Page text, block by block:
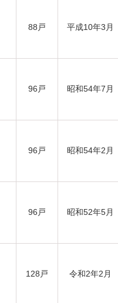
88戸 平成10年3月
96戸 昭和54年7月
96戸 昭和54年2月
96戸 昭和52年5月
128戸 令和2年2月